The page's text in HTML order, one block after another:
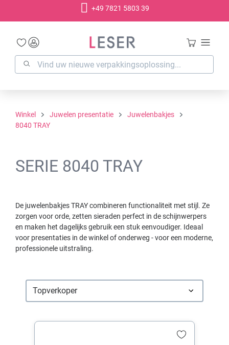
+49 7821 5803 39
Winkel Juwelen presentatie
Juwelenbakjes
8040 TRAY
SERIE 8040 TRAY
De juwelenbakjes TRAY combineren functionaliteit met stijl. Ze
zorgen voor orde, zetten sieraden perfect in de schijnwerpers
en maken het dagelijks gebruik een stuk eenvoudiger. Ideaal
voor presentaties in de winkel of onderweg - voor een moderne,
professionele uitstraling.